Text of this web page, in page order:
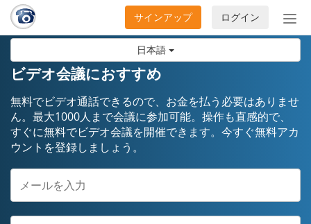
日本語
ナ
ビ
ョ
の
ログイン
サインアップ
ビデオ会議におすすめ
無料でビデオ通話できるので、お金を払う必要はありませ
ん。最大1000人まで会議に参加可能。操作も直感的で、
すぐに無料でビデオ会議を開催できます。今すぐ無料アカ
ウントを登録しましょう。